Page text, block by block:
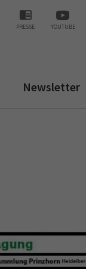
PRESSE YOUTUBE
Newsletter